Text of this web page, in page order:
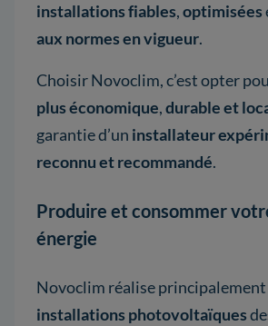
installations fiables,optimisées
aux normesen vigueur.
Choisir Novoclim, c’est opter
plus économique,durable et
garantie d’un installateur
reconnu et recommandé.
Produire et consommer
énergie
Novoclim réalise principalement
installations photovoltaïques